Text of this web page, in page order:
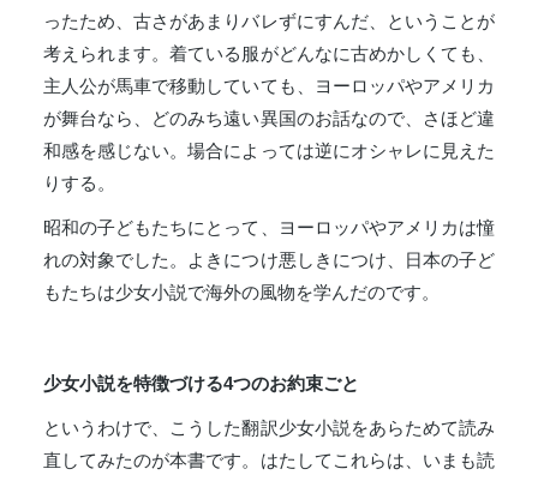
ったため、古さがあまりバレずにすんだ、ということが
考えられます。着ている服がどんなに古めかしくても、
主人公が馬車で移動していても、ヨーロッパやアメリカ
が舞台なら、どのみち遠い異国のお話なので、さほど違
和感を感じない。場合によっては逆にオシャレに見えた
りする。
昭和の子どもたちにとって、ヨーロッパやアメリカは憧
れの対象でした。よきにつけ悪しきにつけ、日本の子ど
もたちは少女小説で海外の風物を学んだのです。
少女小説を特徴づける4つのお約束ごと
というわけで、こうした翻訳少女小説をあらためて読み
直してみたのが本書です。はたしてこれらは、いまも読